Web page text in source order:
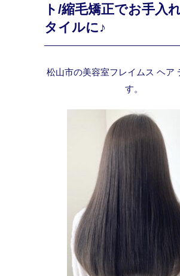
ト/縮毛矯正でお手入
タイルに♪
松山市の美容室フレイムス ヘア
す。